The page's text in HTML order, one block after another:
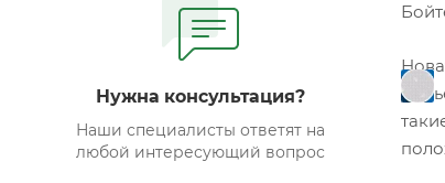
Нужна консультация?
Наши специалисты ответят на
любой интересующий вопрос